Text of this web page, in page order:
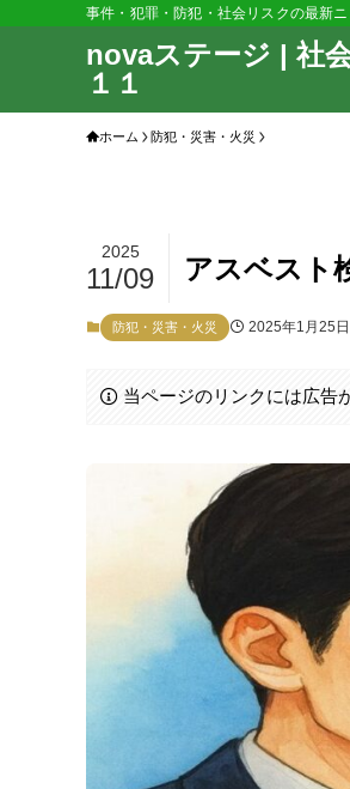
事件・犯罪・防犯・社会リスクの最新
novaステージ | 社
１１
ホーム 防犯・災害・火災
アスベスト
2025
11/09
防犯・災害・火災 2025年1月25日
当ページのリンクには広告